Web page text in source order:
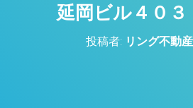
延岡ビル４０３
投稿者: リング不動産